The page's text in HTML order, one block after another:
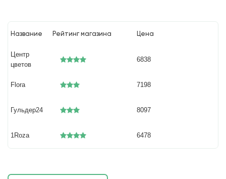
Название Рейтинг магазина Цена
Центр
цветов
6838
Flora 7198
Гульдер24 8097
1Roza 6478